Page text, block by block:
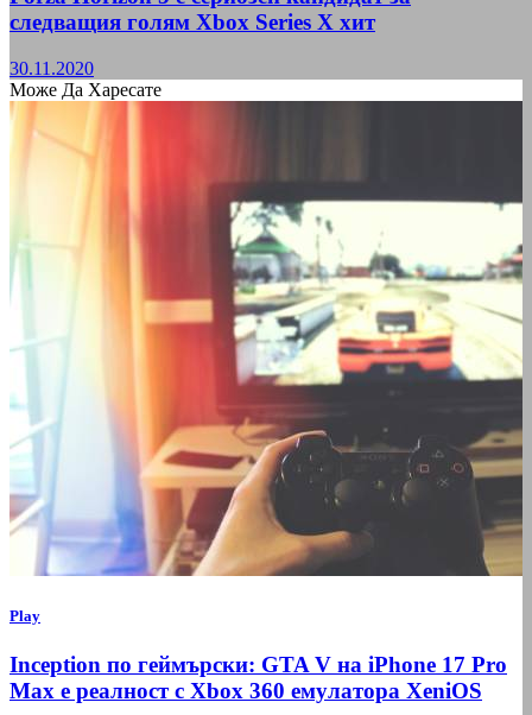
следващия голям Xbox Series X хит
30.11.2020
Може Да Харесате
Play
Inception по геймърски: GTA V на iPhone 17 Pro
Max е реалност с Xbox 360 емулатора XeniOS